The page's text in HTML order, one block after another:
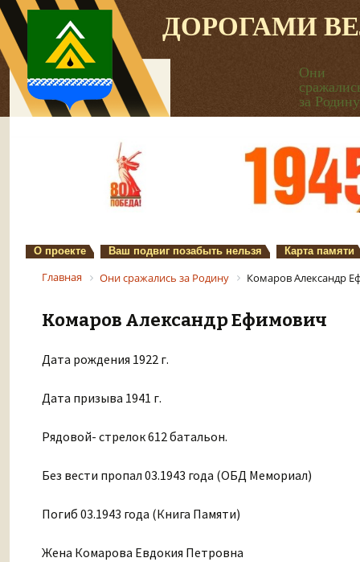
ДОРОГАМИ
Они
за Родину
О проекте Ваш подвиг позабыть нельзя Карта памяти
Главная Они сражались за Родину Комаров Александр
Комаров Александр Ефимович
Дата рождения 1922 г.
Дата призыва 1941 г.
Рядовой- стрелок 612 батальон.
Без вести пропал 03.1943 года (ОБД Мемориал)
Погиб 03.1943 года (Книга Памяти)
Жена Комарова Евдокия Петровна